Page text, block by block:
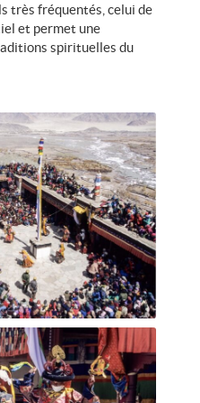
très fréquentés, celui de
et permet une
spirituelles du